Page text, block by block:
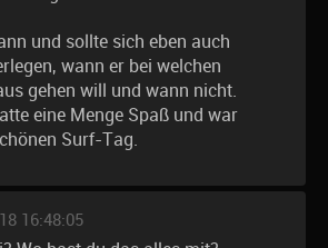
und sollte sich eben auch
wann er bei welchen
gehen will und wann nicht.
eine Menge Spaß und war
Surf-Tag.
16:48:05